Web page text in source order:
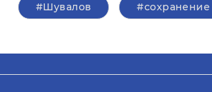
#Шувалов #сохранение